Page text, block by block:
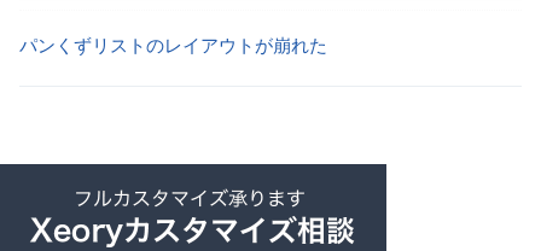
パンくずリストのレイアウトが崩れた